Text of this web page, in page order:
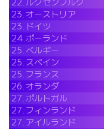
22.ルクセンブルク
23.オーストリア
23. ドイツ
24.ポーランド
25.ベルギー
25. スペイン
25. フランス
26.オランダ
27. ポルトガル
27. フィンランド
27. アイルランド